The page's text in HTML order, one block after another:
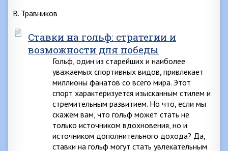
В. Травников
Ставки на гольф: стратегии и
возможности для победы
Гольф, один из старейших и наиболее
уважаемых спортивных видов, привлекает
миллионы фанатов со всего мира. Этот
спорт характеризуется изысканным стилем и
стремительным развитием. Но что, если мы
скажем вам, что гольф может стать не
только источником вдохновения, но и
источником дополнительного дохода? Да,
ставки на гольф могут стать увлекательным